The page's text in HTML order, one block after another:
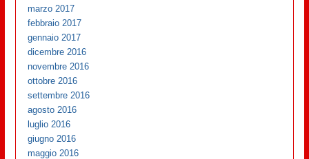
marzo 2017
febbraio 2017
gennaio 2017
dicembre 2016
novembre 2016
ottobre 2016
settembre 2016
agosto 2016
luglio 2016
giugno 2016
maggio 2016